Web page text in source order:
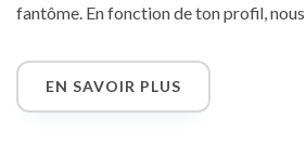
fantôme. En fonction de ton profil,
Halloween à tes proches. Une façon
cette fête pleine de frissons tout en
EN SAVOIR PLUS